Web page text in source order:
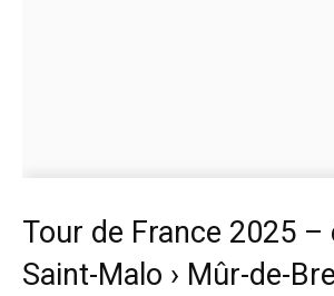
Tour de France 2025 –
Saint-Malo › Mûr-de-